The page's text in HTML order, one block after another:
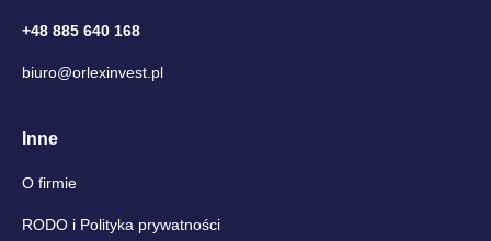
+48 885 640 168
biuro@orlexinvest.pl
Inne
O firmie
RODO i Polityka prywatności